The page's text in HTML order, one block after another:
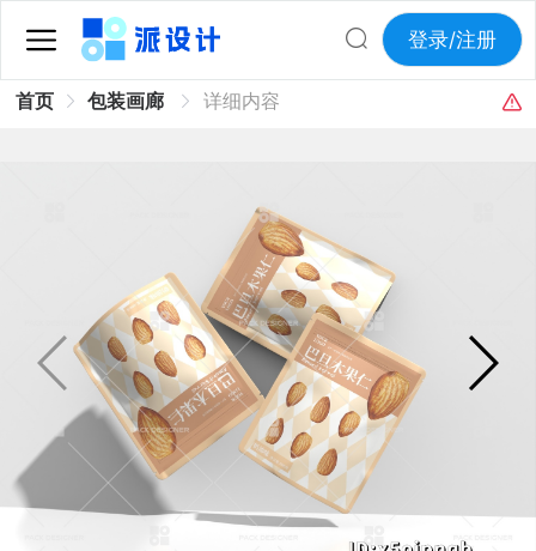
登录/注册
首页 包装画廊 详细内容